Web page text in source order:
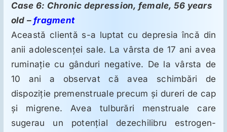
Psihoterapie
Antropologie
Proză utilă
Case 6: Chronic depression, female, 56 years
old –fragment
Această clientă s-a luptat cu depresia încă din
anii adolescenţei sale. La vârsta de 17 ani avea
ruminaţie cu gânduri negative. De la vârsta de
10 ani a observat că avea schimbări de
dispoziţie premenstruale precum şi dureri de cap
şi migrene. Avea tulburări menstruale care
sugerau un potenţial dezechilibru estrogen-